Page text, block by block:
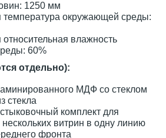
1250 мм
температура окружающей среды:
влажность
60%
отдельно):
МДФ со стеклом
стекла
комплект для
витрин в одну линию
фронта